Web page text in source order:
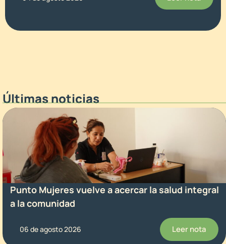
Últimas noticias
Punto Mujeres vuelve a acercar la salud integral
a la comunidad
06 de agosto 2026 Leer nota